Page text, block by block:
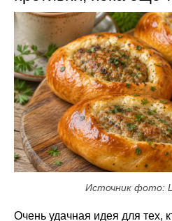
Источник фото:
Очень удачная идея для тех,